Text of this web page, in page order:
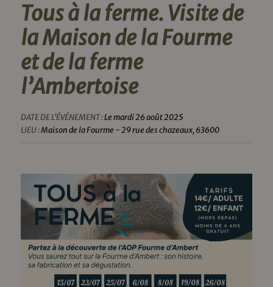
Tous à la ferme. Visite de
la Maison de la Fourme
et de la ferme
l’Ambertoise
DATE DE L'ÉVÉNEMENT :Le mardi 26 août 2025
LIEU :Maison de la Fourme - 29 rue des chazeaux, 63600